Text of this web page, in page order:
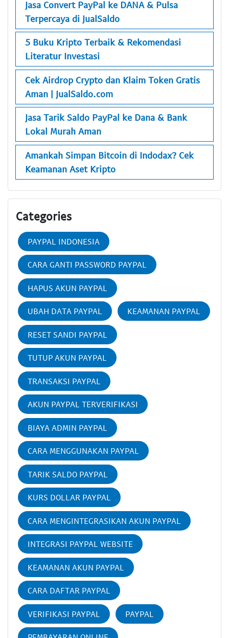
Jasa Convert PayPal ke DANA & Pulsa
Terpercaya di JualSaldo
5 Buku Kripto Terbaik & Rekomendasi
Literatur Investasi
Cek Airdrop Crypto dan Klaim Token Gratis
Aman | JualSaldo.com
Jasa Tarik Saldo PayPal ke Dana & Bank
Lokal Murah Aman
Amankah Simpan Bitcoin di Indodax? Cek
Keamanan Aset Kripto
Categories
PAYPAL INDONESIA
CARA GANTI PASSWORD PAYPAL
HAPUS AKUN PAYPAL
UBAH DATA PAYPAL KEAMANAN PAYPAL
RESET SANDI PAYPAL
TUTUP AKUN PAYPAL
TRANSAKSI PAYPAL
AKUN PAYPAL TERVERIFIKASI
BIAYA ADMIN PAYPAL
CARA MENGGUNAKAN PAYPAL
TARIK SALDO PAYPAL
KURS DOLLAR PAYPAL
CARA MENGINTEGRASIKAN AKUN PAYPAL
INTEGRASI PAYPAL WEBSITE
KEAMANAN AKUN PAYPAL
CARA DAFTAR PAYPAL
VERIFIKASI PAYPAL PAYPAL